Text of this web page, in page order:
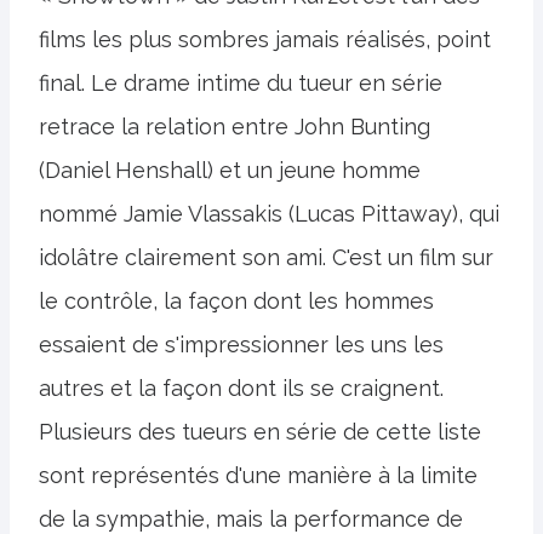
films les plus sombres jamais réalisés, point
final. Le drame intime du tueur en série
retrace la relation entre John Bunting
(Daniel Henshall) et un jeune homme
nommé Jamie Vlassakis (Lucas Pittaway), qui
idolâtre clairement son ami. C'est un film sur
le contrôle, la façon dont les hommes
essaient de s'impressionner les uns les
autres et la façon dont ils se craignent.
Plusieurs des tueurs en série de cette liste
sont représentés d'une manière à la limite
de la sympathie, mais la performance de